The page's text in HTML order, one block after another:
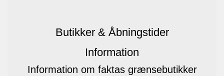
Butikker & Åbningstider
Information
Information om faktas grænsebutikker